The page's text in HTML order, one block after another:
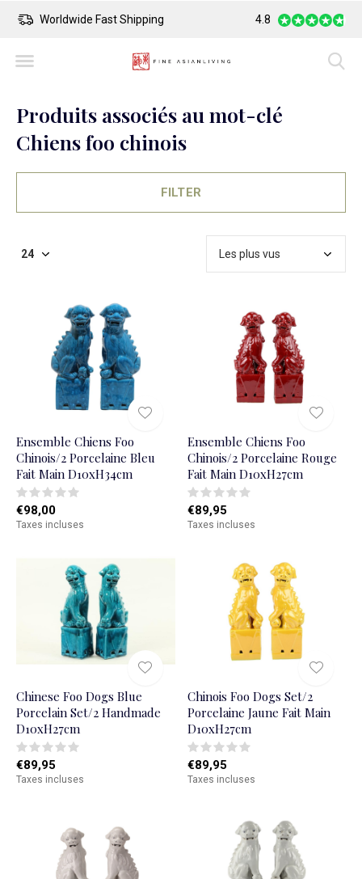
Worldwide Fast Shipping Safe Payment
4.8
Produits associés au mot-clé
Chiens foo chinois
FILTER
Ensemble Chiens Foo
Chinois/2 Porcelaine Bleu
Fait Main D10xH34cm
€98,00
Taxes incluses
Ensemble Chiens Foo
Chinois/2 Porcelaine Rouge
Fait Main D10xH27cm
€89,95
Taxes incluses
Chinese Foo Dogs Blue
Porcelain Set/2 Handmade
D10xH27cm
€89,95
Taxes incluses
Chinois Foo Dogs Set/2
Porcelaine Jaune Fait Main
D10xH27cm
€89,95
Taxes incluses